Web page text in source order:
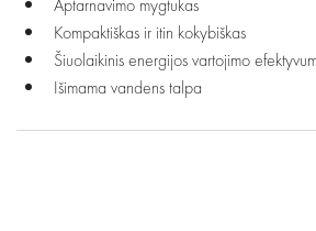
Aptarnavimo mygtukas
Kompaktiškas ir itin kokybiškas
Šiuolaikinis energijos vartojimo
Išimama vandens talpa